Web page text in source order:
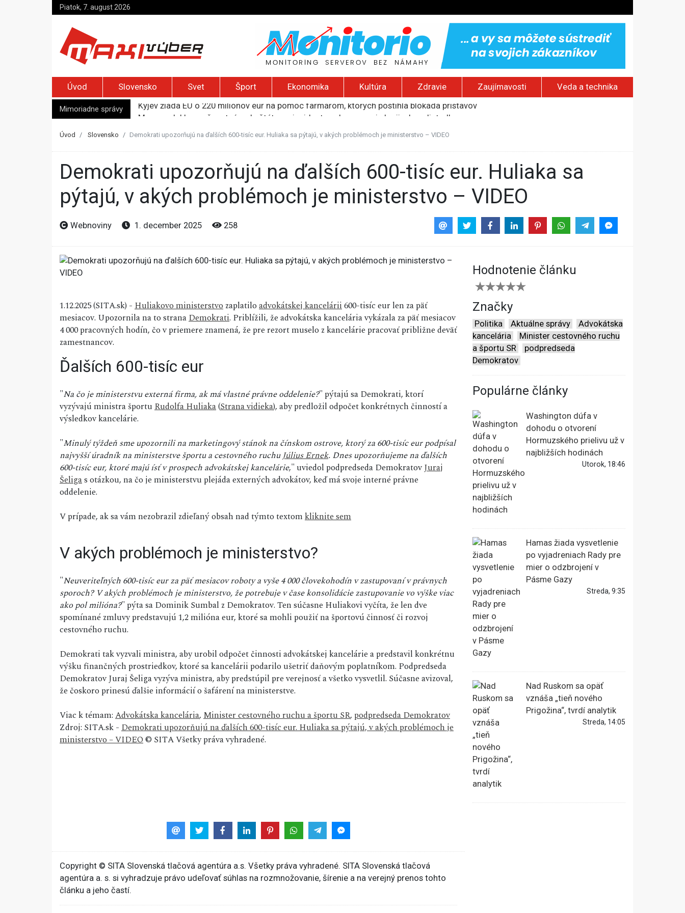
Piatok, 7. august 2026
Úvod Slovensko Svet Šport Ekonomika Kultúra Zdravie Zaujímavosti Veda a technika
Mimoriadne správy
Kyjev žiada EÚ o 220 miliónov eur na pomoc farmárom, ktorých postihla blokáda prístavov
Merz zvolal bezpečnostnú radu štátu po incidente s dronom pri ukrajinskom lietadle
Európska komisia varuje pred šírením dezertifikácie. Riziko sa približuje aj k slovenským hraniciam
Úvod Slovensko Demokrati upozorňujú na ďalších 600-tisíc eur. Huliaka sa pýtajú, v akých problémoch je ministerstvo – VIDEO
Demokrati upozorňujú na ďalších 600-tisíc eur. Huliaka sa
pýtajú, v akých problémoch je ministerstvo – VIDEO
Webnoviny 1. december 2025 258
1.12.2025 (SITA.sk) -Huliakovo ministerstvozaplatiloadvokátskej kancelárii600-tisíc eur len za päť
mesiacov. Upozornila na to stranaDemokrati. Priblížili, že advokátska kancelária vykázala za päť mesiacov
4 000 pracovných hodín, čo v priemere znamená, že pre rezort muselo z kancelárie pracovať približne deväť
zamestnancov.
Ďalších 600-tisíc eur
"Na čo je ministerstvu externá firma, ak má vlastné právne oddelenie?" pýtajú sa Demokrati, ktorí
vyzývajú ministra športuRudolfa Huliaka(Strana vidieka), aby predložil odpočet konkrétnych činností a
výsledkov kancelárie.
"Minulý týždeň sme upozornili na marketingový stánok na čínskom ostrove, ktorý za 600-tisíc eur podpísal
najvyšší úradník na ministerstve športu a cestovného ruchuJúlius Ernek. Dnes upozorňujeme na ďalších
600-tisíc eur, ktoré majú ísť v prospech advokátskej kancelárie," uviedol podpredseda DemokratovJuraj
Šeligas otázkou, na čo je ministerstvu plejáda externých advokátov, keď má svoje interné právne
oddelenie.
V prípade, ak sa vám nezobrazil zdieľaný obsah nad týmto textomkliknite sem
V akých problémoch je ministerstvo?
"Neuveriteľných 600-tisíc eur za päť mesiacov roboty a vyše 4 000 človekohodín v zastupovaní v právnych
sporoch? V akých problémoch je ministerstvo, že potrebuje v čase konsolidácie zastupovanie vo výške viac
ako pol milióna?" pýta sa Dominik Sumbal z Demokratov. Ten súčasne Huliakovi vyčíta, že len dve
spomínané zmluvy predstavujú 1,2 milióna eur, ktoré sa mohli použiť na športovú činnosť či rozvoj
cestovného ruchu.
Demokrati tak vyzvali ministra, aby urobil odpočet činnosti advokátskej kancelárie a predstavil konkrétnu
výšku finančných prostriedkov, ktoré sa kancelárii podarilo ušetriť daňovým poplatníkom. Podpredseda
Demokratov Juraj Šeliga vyzýva ministra, aby predstúpil pre verejnosť a všetko vysvetlil. Súčasne avizoval,
že čoskoro prinesú ďalšie informácií o šafárení na ministerstve.
Viac k témam:Advokátska kancelária,Minister cestovného ruchu a športu SR, podpredseda Demokratov
Zdroj: SITA.sk -Demokrati upozorňujú na ďalších 600-tisíc eur. Huliaka sa pýtajú, v akých problémoch je
ministerstvo – VIDEO© SITA Všetky práva vyhradené.
Hodnotenie článku
Značky
Politika Aktuálne správy
Advokátska
kancelária
Minister cestovného ruchu
a športu SR
podpredseda
Demokratov
Populárne články
Washington dúfa v
dohodu o otvorení
Hormuzského prielivu už v
najbližších hodinách
Utorok, 18:46
Hamas žiada vysvetlenie
po vyjadreniach Rady pre
mier o odzbrojení v
Pásme Gazy
Streda, 9:35
Nad Ruskom sa opäť
vznáša „tieň nového
Prigožina“, tvrdí analytik
Streda, 14:05
Copyright © SITA Slovenská tlačová agentúra a.s. Všetky práva vyhradené. SITA Slovenská tlačová
agentúra a. s. si vyhradzuje právo udeľovať súhlas na rozmnožovanie, šírenie a na verejný prenos tohto
článku a jeho častí.